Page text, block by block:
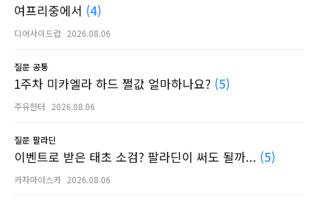
여프리중에서 (4)
디어사이드럽 2026.08.06
질문 공통
1주차 미카엘라 하드 쩔값 얼마하나요? (5)
주유헌터 2026.08.06
질문 팔라딘
이벤트로 받은 태초 소검? 팔라딘이 써도 될까... (5)
카자마아스카 2026.08.06